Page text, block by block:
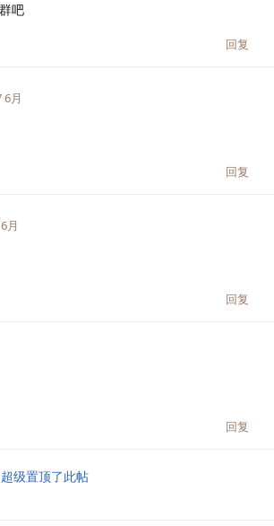
吧
回复
6月
回复
月
回复
回复
超级置顶了此帖